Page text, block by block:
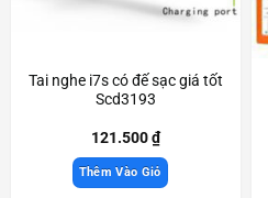
Tai nghe i7s có đế sạc giá tốt
Scd3193
121.500₫
Thêm Vào Giỏ